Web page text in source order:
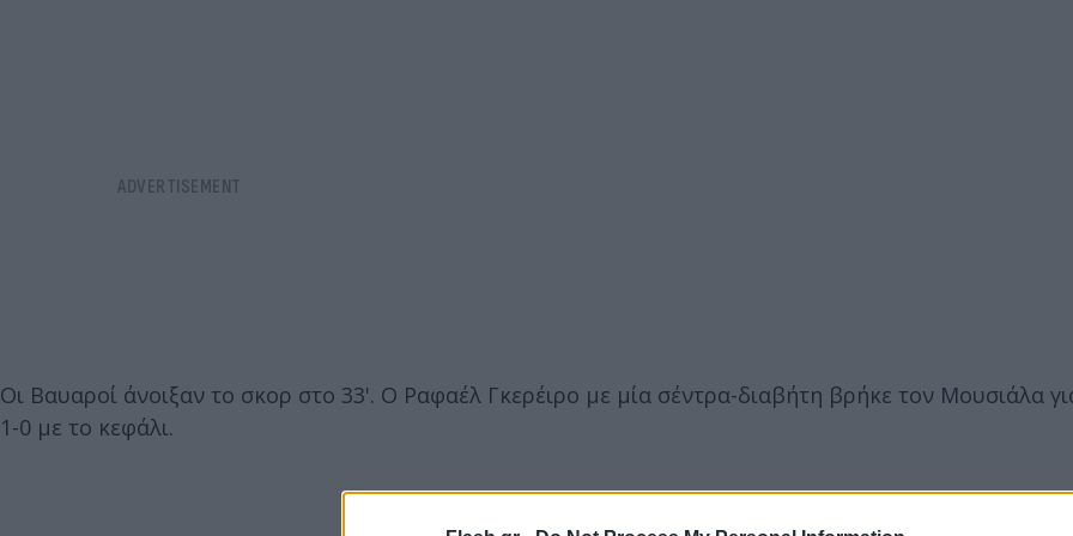
Οι Βαυαροί άνοιξαν το σκορ στο 33'. Ο Ραφαέλ Γκερέιρο με μία σέντρα-διαβήτη βρήκε τον Μουσιάλα
1-0 με το κεφάλι.